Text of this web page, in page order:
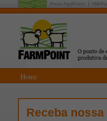
Rede AgriPoint:
Home
Receba